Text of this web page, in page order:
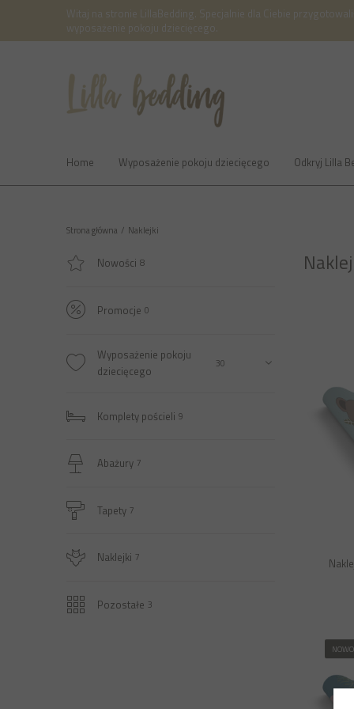
Witaj na stronie LillaBedding. Specjalnie dla Ciebie
wyposażenie pokoju dziecięcego.
Home Wyposażenie pokoju dziecięcego Odkryj Lilla
Strona główna / Naklejki
Nowości 8
Promocje 0
Wyposażenie pokoju
dziecięcego
30
Komplety pościeli 9
Abażury 7
Tapety 7
Naklejki 7
Pozostałe 3